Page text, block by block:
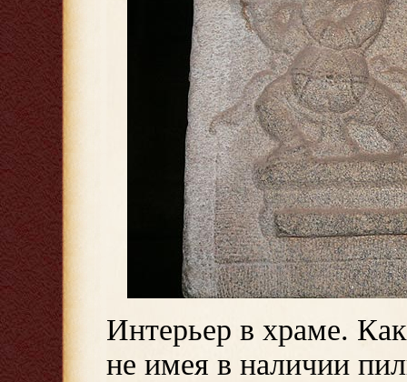
Интерьер в храме.
не имея в наличии